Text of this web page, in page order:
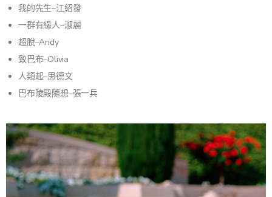
我的先生–江紹發
一群有緣人–淑麗
超脫–Andy
致巴布–Olivia
人類起–思德文
巴布陵殿隨想–張一兵